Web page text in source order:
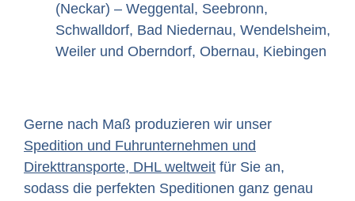
(Neckar) – Weggental, Seebronn,
Schwalldorf, Bad Niedernau, Wendelsheim,
Weiler und Oberndorf, Obernau, Kiebingen
Gerne nach Maß produzieren wir unser
Spedition und Fuhrunternehmen und
Direkttransporte, DHL weltweit für Sie an,
sodass die perfekten Speditionen ganz genau